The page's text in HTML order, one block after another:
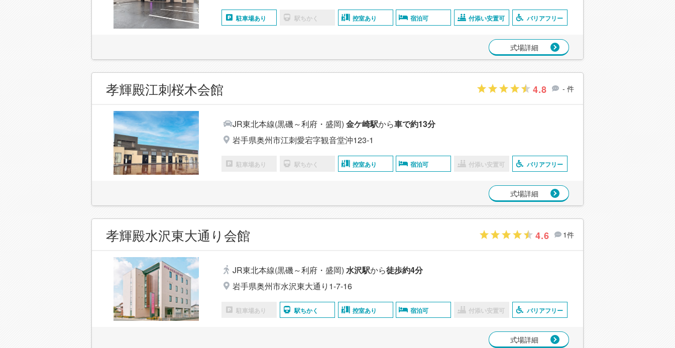
駐車場あり 駅ちかく 控室あり 宿泊可 付添い安置可 バリアフリー
式場詳細
孝輝殿江刺桜木会館 4.8 - 件
JR東北本線(黒磯～利府・盛岡) 金ケ崎駅から車で約13分
岩手県奥州市江刺愛宕字観音堂沖123-1
駐車場あり 駅ちかく 控室あり 宿泊可 付添い安置可 バリアフリー
式場詳細
孝輝殿水沢東大通り会館 4.6 1件
JR東北本線(黒磯～利府・盛岡) 水沢駅から徒歩約4分
岩手県奥州市水沢東大通り1-7-16
駐車場あり 駅ちかく 控室あり 宿泊可 付添い安置可 バリアフリー
式場詳細